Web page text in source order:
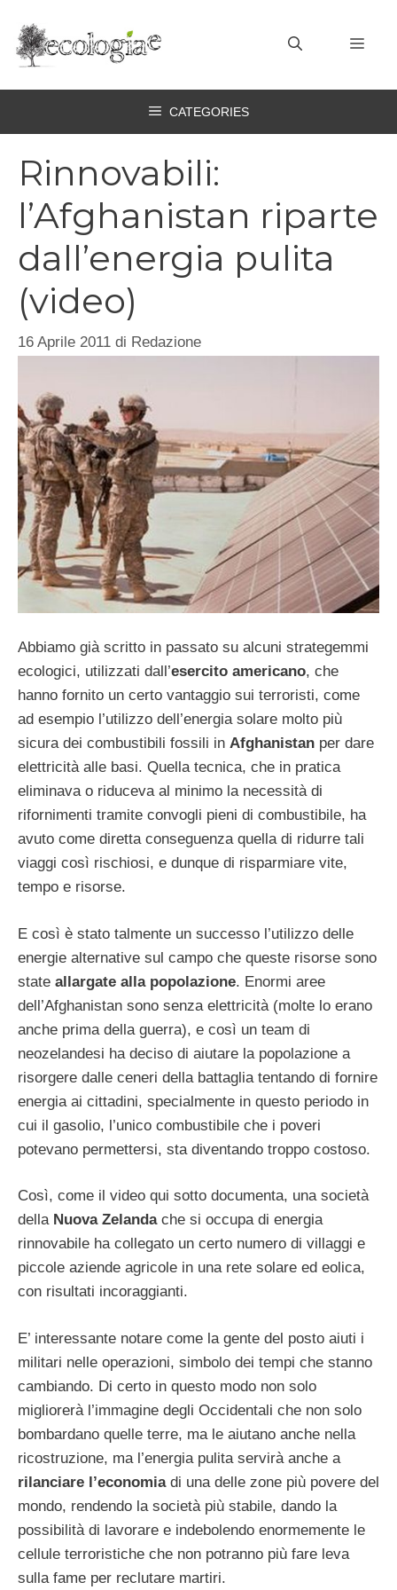
contenuto
CATEGORIES
Rinnovabili:
l’Afghanistan riparte
dall’energia pulita
(video)
16 Aprile 2011 di Redazione
Abbiamo già scritto in passato su alcuni strategemmi
ecologici, utilizzati dall’esercito americano, che
hanno fornito un certo vantaggio sui terroristi, come
ad esempio l’utilizzo dell’energia solare molto più
sicura dei combustibili fossili in Afghanistan per dare
elettricità alle basi. Quella tecnica, che in pratica
eliminava o riduceva al minimo la necessità di
rifornimenti tramite convogli pieni di combustibile, ha
avuto come diretta conseguenza quella di ridurre tali
viaggi così rischiosi, e dunque di risparmiare vite,
tempo e risorse.
E così è stato talmente un successo l’utilizzo delle
energie alternative sul campo che queste risorse sono
state allargate alla popolazione. Enormi aree
dell’Afghanistan sono senza elettricità (molte lo erano
anche prima della guerra), e così un team di
neozelandesi ha deciso di aiutare la popolazione a
risorgere dalle ceneri della battaglia tentando di fornire
energia ai cittadini, specialmente in questo periodo in
cui il gasolio, l’unico combustibile che i poveri
potevano permettersi, sta diventando troppo costoso.
Così, come il video qui sotto documenta, una società
della Nuova Zelandache si occupa di energia
rinnovabile ha collegato un certo numero di villaggi e
piccole aziende agricole in una rete solare ed eolica,
con risultati incoraggianti.
E’ interessante notare come la gente del posto aiuti i
militari nelle operazioni, simbolo dei tempi che stanno
cambiando. Di certo in questo modo non solo
migliorerà l’immagine degli Occidentali che non solo
bombardano quelle terre, ma le aiutano anche nella
ricostruzione, ma l’energia pulita servirà anche a
rilanciare l’economia di una delle zone più povere del
mondo, rendendo la società più stabile, dando la
possibilità di lavorare e indebolendo enormemente le
cellule terroristiche che non potranno più fare leva
sulla fame per reclutare martiri.